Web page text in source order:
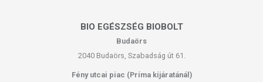
BIO EGÉSZSÉG BIOBOLT
Budaörs
2040 Budaörs, Szabadság út 61.
Fény utcai piac (Príma kijáratánál)